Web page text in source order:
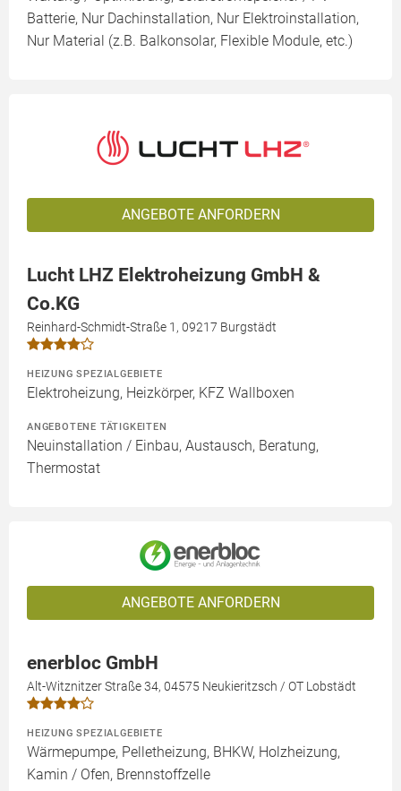
Batterie, Nur Dachinstallation, Nur Elektroinstallation,
Nur Material (z.B. Balkonsolar, Flexible Module, etc.)
ANGEBOTE ANFORDERN
Lucht LHZ Elektroheizung GmbH &
Co.KG
Reinhard-Schmidt-Straße 1, 09217 Burgstädt
HEIZUNG SPEZIALGEBIETE
Elektroheizung, Heizkörper, KFZ Wallboxen
ANGEBOTENE TÄTIGKEITEN
Neuinstallation / Einbau, Austausch, Beratung,
Thermostat
ANGEBOTE ANFORDERN
enerbloc GmbH
Alt-Witznitzer Straße 34, 04575 Neukieritzsch / OT Lobstädt
HEIZUNG SPEZIALGEBIETE
Wärmepumpe, Pelletheizung, BHKW, Holzheizung,
Kamin / Ofen, Brennstoffzelle